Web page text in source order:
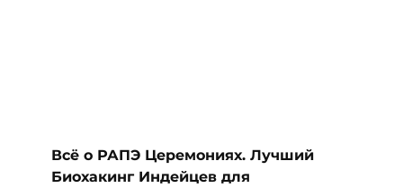
Всё о РАПЭ Церемониях. Лучший
Биохакинг Индейцев для